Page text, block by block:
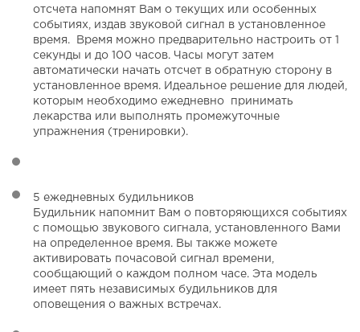
отсчета напомнят Вам о текущих или особенных
событиях, издав звуковой сигнал в установленное
время. Время можно предварительно настроить от 1
секунды и до 100 часов. Часы могут затем
автоматически начать отсчет в обратную сторону в
установленное время. Идеальное решение для людей,
которым необходимо ежедневно принимать
лекарства или выполнять промежуточные
упражнения (тренировки).
5 ежедневных будильников
Будильник напомнит Вам о повторяющихся событиях
с помощью звукового сигнала, установленного Вами
на определенное время. Вы также можете
активировать почасовой сигнал времени,
сообщающий о каждом полном часе. Эта модель
имеет пять независимых будильников для
оповещения о важных встречах.